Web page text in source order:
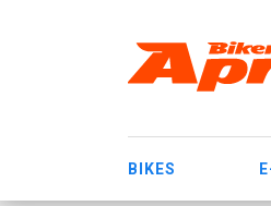
BIKES